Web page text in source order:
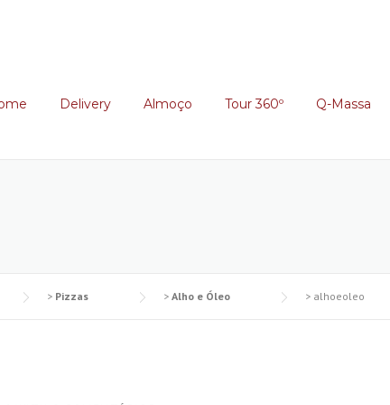
Delivery Almoço Tour 360º Q-Massa
> Pizzas > Alho e Óleo > alhoeoleo